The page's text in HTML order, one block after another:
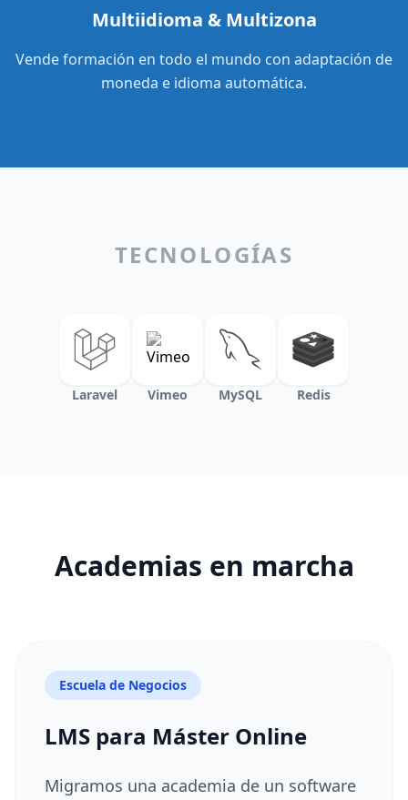
Multiidioma & Multizona
Vende formación en todo el mundo con adaptación de
moneda e idioma automática.
TECNOLOGÍAS
Laravel Vimeo MySQL Redis
Academias en marcha
Escuela de Negocios
LMS para Máster Online
Migramos una academia de un software